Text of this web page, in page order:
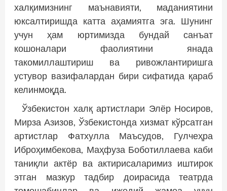
халқимизнинг маънавияти, маданиятини
юксалтиришда катта аҳамиятга эга. Шунинг
учун ҳам юртимизда бундай санъат
кошоналари фаолиятини янада
такомиллаштириш ва ривожлантиришга
устувор вазифалардан бири сифатида қараб
келинмоқда.
Ўзбекистон халқ артистлари Элёр Носиров,
Мирза Азизов, Ўзбекистонда хизмат кўрсатган
артистлар Фатхулла Маъсудов, Гулчеҳра
Иброҳимбекова, Маҳфуза Боботиллаева каби
таниқли акт­ёр ва актирисаларимиз иштирок
этган мазкур тадбир доирасида театрда